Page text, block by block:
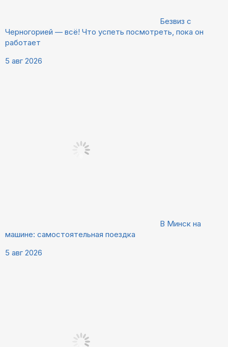
Безвиз с
Черногорией — всё! Что успеть посмотреть, пока он
работает
5 авг 2026
В Минск на
машине: самостоятельная поездка
5 авг 2026